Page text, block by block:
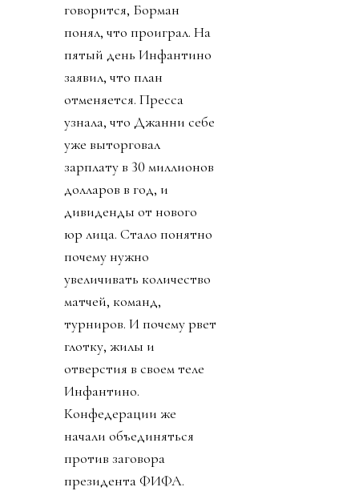
говорится, Борман
понял, что проиграл. На
пятый день Инфантино
заявил, что план
отменяется. Пресса
узнала, что Джанни себе
уже выторговал
зарплату в 30 миллионов
долларов в год, и
дивиденды от нового
юр лица. Стало понятно
почему нужно
увеличивать количество
матчей, команд,
турниров. И почему рвет
глотку, жилы и
отверстия в своем теле
Инфантино.
Конфедерации же
начали объединяться
против заговора
президента ФИФА.